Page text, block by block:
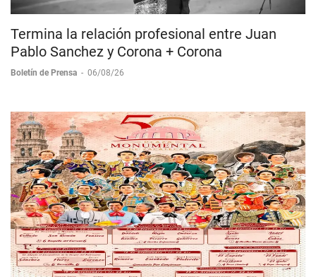
Termina la relación profesional entre Juan
Pablo Sanchez y Corona + Corona
Boletín de Prensa - 06/08/26